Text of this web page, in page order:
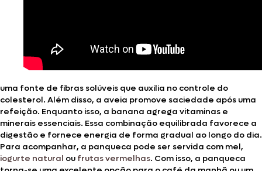
uma fonte de fibras solúveis que auxilia no controle do
colesterol. Além disso, a aveia promove saciedade após uma
refeição. Enquanto isso, a banana agrega vitaminas e
minerais essenciais. Essa combinação equilibrada favorece a
digestão e fornece energia de forma gradual ao longo do dia.
Para acompanhar, a panqueca pode ser servida com mel,
iogurte natural ou frutas vermelhas. Com isso, a panqueca